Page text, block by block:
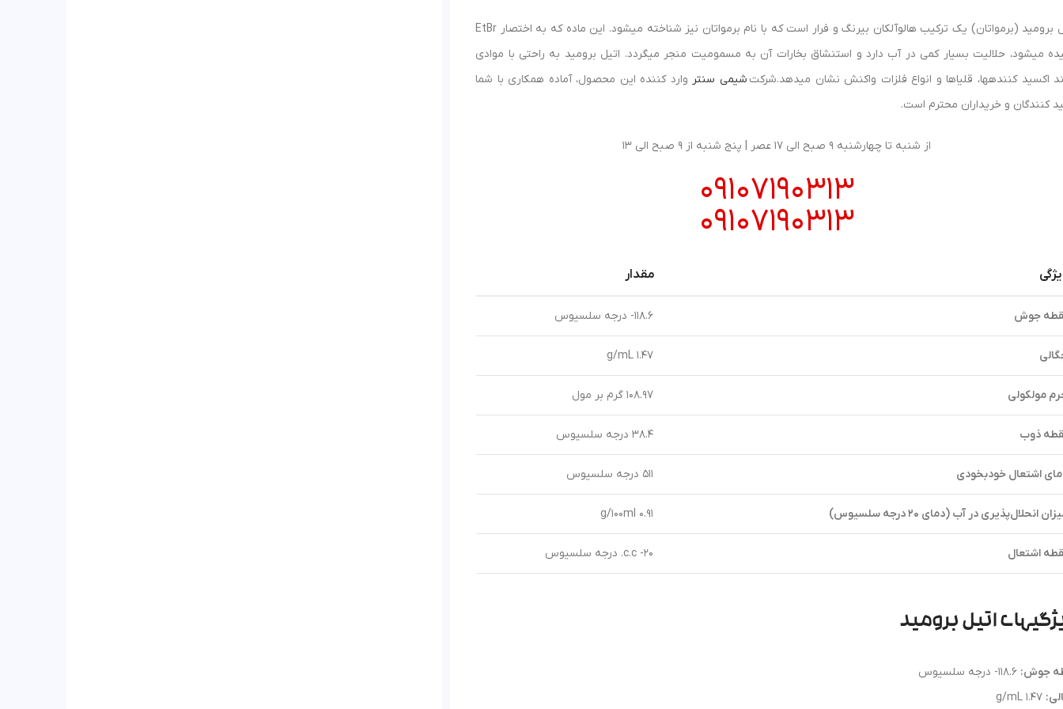
اتیل برومید (برمواتان) یک ترکیب هالوآلکان بیرنگ و فرار است که با نام برمواتان نیز شناخته میشود. این ماده که به اختصار EtBr
میشود، حلالیت بسیار کمی در آب دارد و استنشاق بخارات آن به مسمومیت منجر میگردد. اتیل برومید به راحتی با موادی
اکسید کنندهها، قلیاها و انواع فلزات واکنش نشان میدهد.شرکت شیمی سنتر وارد کننده این محصول، آماده همکاری با شما
کنندگان و خریداران محترم است.
از شنبه تا چهارشنبه 9 صبح الی 17 عصر | پنج شنبه از 9 صبح الی 13
09107190313
09107190313
مقدار
جوش 118.6- درجه سلسیوس
1.47 g/mL
مولکولی 108.97 گرم بر مول
ذوب 38.4 درجه سلسیوس
اشتعال خودبخودی 511 درجه سلسیوس
انحلال‌پذیری در آب (دمای 20 درجه سلسیوس) 0.91 g/100ml
اشتعال 20- c.c. درجه سلسیوس
اتیل برومید
جوش: